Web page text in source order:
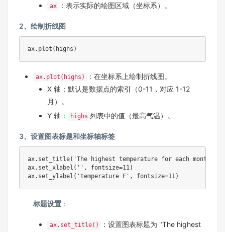
ax ：表示实际的绘图区域（坐标系）。
2、绘制折线图
ax.plot(highs)
ax.plot(highs)
：在坐标系上绘制折线图。
X 轴：默认是数据点的索引（0-11，对应 1-12
月）。
Y 轴：
highs 列表中的值（最高气温）。
3、设置图表标题和坐标轴标签
ax.set_title('The highest temperature for each month in
ax.set_xlabel('', fontsize=11)
ax.set_ylabel('temperature F', fontsize=11)
标题设置 ：
ax.set_title()
：设置图表标题为 "The highest